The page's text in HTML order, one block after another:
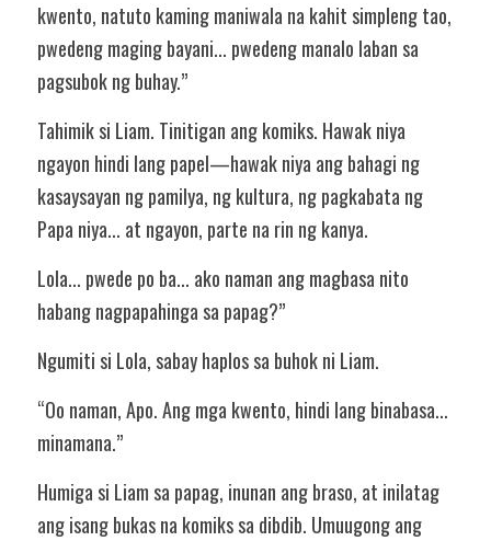
kwento, natuto kaming maniwala na kahit simpleng tao,
pwedeng maging bayani... pwedeng manalo laban sa
pagsubok ng buhay.”
Tahimik si Liam. Tinitigan ang komiks. Hawak niya
ngayon hindi lang papel—hawak niya ang bahagi ng
kasaysayan ng pamilya, ng kultura, ng pagkabata ng
Papa niya... at ngayon, parte na rin ng kanya.
Lola... pwede po ba... ako naman ang magbasa nito
habang nagpapahinga sa papag?”
Ngumiti si Lola, sabay haplos sa buhok ni Liam.
“Oo naman, Apo. Ang mga kwento, hindi lang binabasa...
minamana.”
Humiga si Liam sa papag, inunan ang braso, at inilatag
ang isang bukas na komiks sa dibdib. Umuugong ang